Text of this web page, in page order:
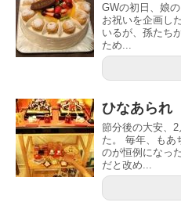
GWの初日、娘
お祝いを企画し
いるが、孫たち
ため...
ひなあられ
節分後の大安、
た。 毎年、もあ
のが恒例になっ
だと改め...